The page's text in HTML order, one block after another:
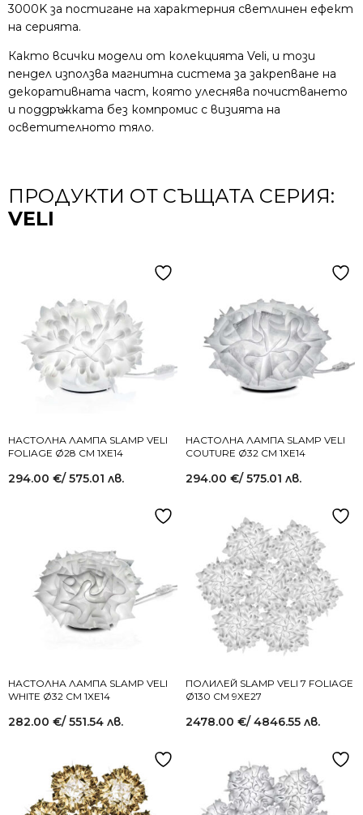
3000K за постигане на характерния светлинен ефект
на серията.
Както всички модели от колекцията Veli, и този
пендел използва магнитна система за закрепване на
декоративната част, която улеснява почистването
и поддръжката без компромис с визията на
осветителното тяло.
ПРОДУКТИ ОТ СЪЩАТА СЕРИЯ:
VELI
НАСТОЛНА ЛАМПА SLAMP VELI
FOLIAGE Ø28 СМ 1XE14
294.00 €/ 575.01 лв.
НАСТОЛНА ЛАМПА SLAMP VELI
COUTURE Ø32 СМ 1XE14
294.00 €/ 575.01 лв.
НАСТОЛНА ЛАМПА SLAMP VELI
WHITE Ø32 СМ 1XE14
282.00 €/ 551.54 лв.
ПОЛИЛЕЙ SLAMP VELI 7 FOLIAGE
Ø130 СМ 9XE27
2478.00 €/ 4846.55 лв.